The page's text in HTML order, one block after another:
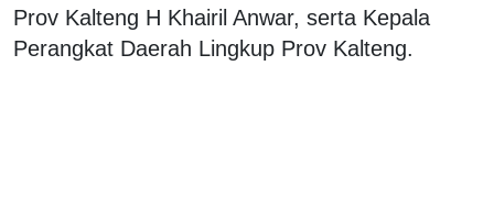
Prov Kalteng H Khairil Anwar, serta Kepala
Perangkat Daerah Lingkup Prov Kalteng.